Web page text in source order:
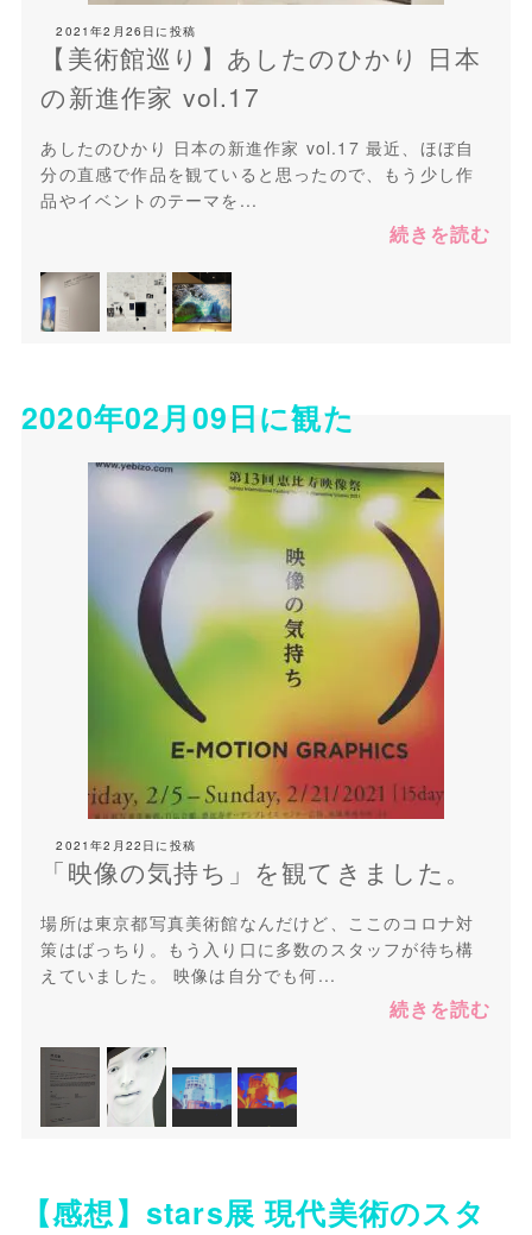
2021年2月26日 に投稿
【美術館巡り】あしたのひかり 日本
の新進作家 vol.17
あしたのひかり 日本の新進作家 vol.17 最近、ほぼ自
分の直感で作品を観ていると思ったので、もう少し作
品やイベントのテーマを...
続きを読む
2020年02月09日に観た
2021年2月22日 に投稿
「映像の気持ち」を観てきました。
場所は東京都写真美術館なんだけど、ここのコロナ対
策はばっちり。もう入り口に多数のスタッフが待ち構
えていました。 映像は自分でも何...
続きを読む
【感想】stars展 現代美術のスタ